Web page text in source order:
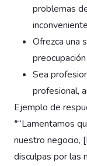
problemas
Ofrezca una
Sea
profesional,
Ejemplo de
*“Lamentamos
nuestro negocio,
disculpas por las